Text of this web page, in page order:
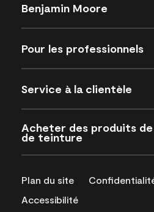
Benjamin Moore
Pour les professionnels
Service à la clientèle
Acheter des produits
de teinture
Plan du site
Accessibilité